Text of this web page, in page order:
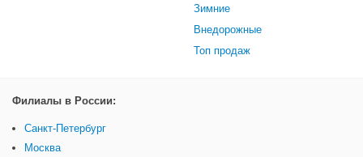
Зимние
Внедорожные
Топ продаж
Филиалы в России:
Санкт-Петербург
Москва